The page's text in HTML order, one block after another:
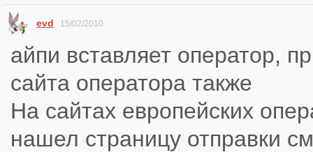
evd 15/02/2010
айпи вставляет оператор,
сайта оператора также
На сайтах европейских
нашел страницу отправки